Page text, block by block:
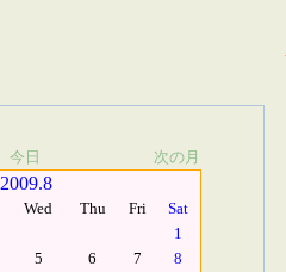
今日 次の月
2009.8
Wed Thu Fri
Sat
1
5 6 7
8